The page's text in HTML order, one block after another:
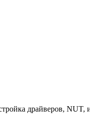
драйверов,